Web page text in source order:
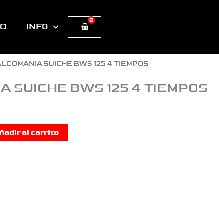
INFO
0
Cart
SUICHE BWS 125 4 TIEMPOS
SUICHE BWS 125 4 TIEMPOS
al carrito